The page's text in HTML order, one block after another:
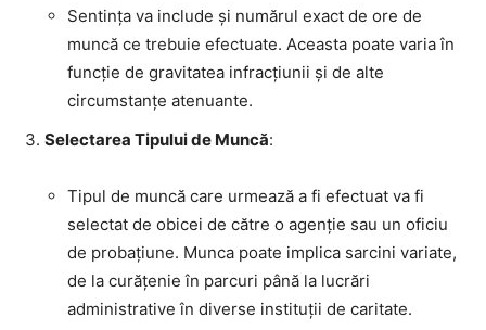
Sentința va include și numărul exact de ore de
muncă ce trebuie efectuate. Aceasta poate varia în
funcție de gravitatea infracțiunii și de alte
circumstanțe atenuante.
Selectarea Tipului de Muncă:
Tipul de muncă care urmează a fi efectuat va fi
selectat de obicei de către o agenție sau un oficiu
de probațiune. Munca poate implica sarcini variate,
de la curățenie în parcuri până la lucrări
administrative în diverse instituții de caritate.